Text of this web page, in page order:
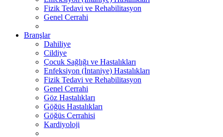
Fizik Tedavi ve Rehabilitasyon
Genel Cerrahi
Branşlar
Dahiliye
Cildiye
Çocuk Sağlığı ve Hastalıkları
Enfeksiyon (İntaniye) Hastalıkları
Fizik Tedavi ve Rehabilitasyon
Genel Cerrahi
Göz Hastalıkları
Göğüs Hastalıkları
Göğüs Cerrahisi
Kardiyoloji